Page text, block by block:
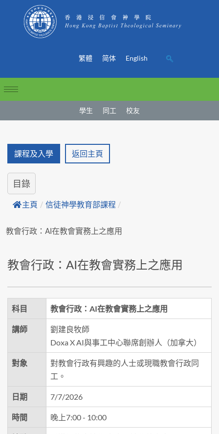
繁體 简体 English
學生 同工 校友
課程及入學 返回主頁
目錄
主頁 / 信徒神學教育部課程 /
教會行政：AI在教會實務上之應用
教會行政：AI在教會實務上之應用
科目 教會行政：AI在教會實務上之應用
講師
劉建良牧師
Doxa X AI與事工中心聯席創辦人（加拿大）
對象
對教會行政有興趣的人士或現職教會行政同
工。
日期 7/7/2026
時間 晚上7:00 - 10:00